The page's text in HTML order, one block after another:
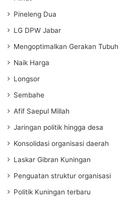
Pineleng Dua
LG DPW Jabar
Mengoptimalkan Gerakan Tubuh
Naik Harga
Longsor
Sembahe
Afif Saepul Millah
Jaringan politik hingga desa
Konsolidasi organisasi daerah
Laskar Gibran Kuningan
Penguatan struktur organisasi
Politik Kuningan terbaru